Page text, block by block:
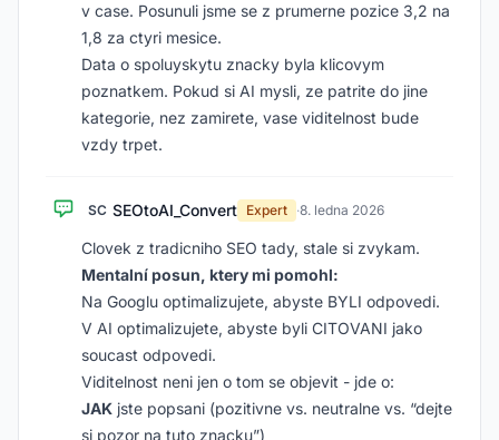
v case. Posunuli jsme se z prumerne pozice 3,2 na
1,8 za ctyri mesice.
Data o spoluyskytu znacky byla klicovym
poznatkem. Pokud si AI mysli, ze patrite do jine
kategorie, nez zamirete, vase viditelnost bude
vzdy trpet.
SC SEOtoAI_Convert Expert ·8. ledna 2026
Clovek z tradicniho SEO tady, stale si zvykam.
Mentalní posun, ktery mi pomohl:
Na Googlu optimalizujete, abyste BYLI odpovedi.
V AI optimalizujete, abyste byli CITOVANI jako
soucast odpovedi.
Viditelnost neni jen o tom se objevit - jde o:
JAK jste popsani (pozitivne vs. neutralne vs. “dejte
si pozor na tuto znacku”)